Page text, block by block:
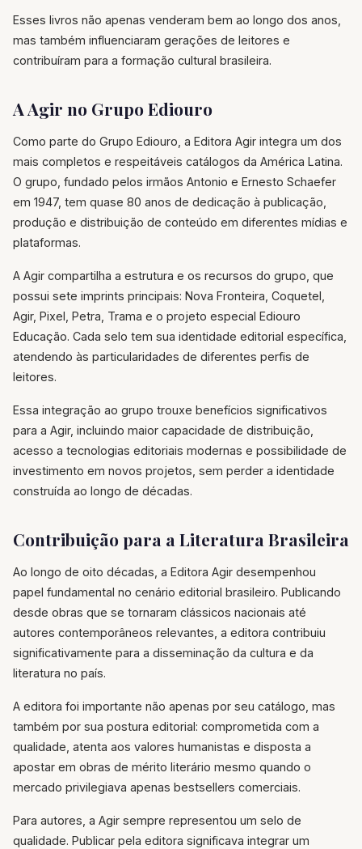
Esses livros não apenas venderam bem ao longo dos anos,
mas também influenciaram gerações de leitores e
contribuíram para a formação cultural brasileira.
A Agir no Grupo Ediouro
Como parte do Grupo Ediouro, a Editora Agir integra um dos
mais completos e respeitáveis catálogos da América Latina.
O grupo, fundado pelos irmãos Antonio e Ernesto Schaefer
em 1947, tem quase 80 anos de dedicação à publicação,
produção e distribuição de conteúdo em diferentes mídias e
plataformas.
A Agir compartilha a estrutura e os recursos do grupo, que
possui sete imprints principais: Nova Fronteira, Coquetel,
Agir, Pixel, Petra, Trama e o projeto especial Ediouro
Educação. Cada selo tem sua identidade editorial específica,
atendendo às particularidades de diferentes perfis de
leitores.
Essa integração ao grupo trouxe benefícios significativos
para a Agir, incluindo maior capacidade de distribuição,
acesso a tecnologias editoriais modernas e possibilidade de
investimento em novos projetos, sem perder a identidade
construída ao longo de décadas.
Contribuição para a Literatura Brasileira
Ao longo de oito décadas, a Editora Agir desempenhou
papel fundamental no cenário editorial brasileiro. Publicando
desde obras que se tornaram clássicos nacionais até
autores contemporâneos relevantes, a editora contribuiu
significativamente para a disseminação da cultura e da
literatura no país.
A editora foi importante não apenas por seu catálogo, mas
também por sua postura editorial: comprometida com a
qualidade, atenta aos valores humanistas e disposta a
apostar em obras de mérito literário mesmo quando o
mercado privilegiava apenas bestsellers comerciais.
Para autores, a Agir sempre representou um selo de
qualidade. Publicar pela editora significava integrar um